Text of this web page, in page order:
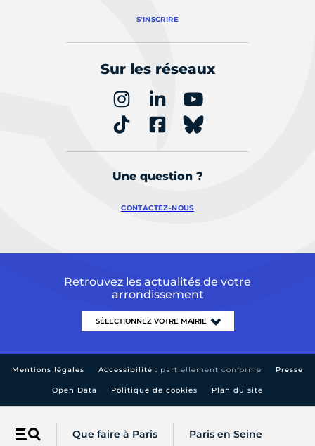
Menu Que faire à Paris Paris en Seine
S'INSCRIRE
Sur les réseaux
Une question ?
CONTACTEZ-NOUS
Retrouvez les actualités de votre
arrondissement
Mentions légales Accessibilité : partiellement conforme Presse
Open Data Politique de cookies Plan du site